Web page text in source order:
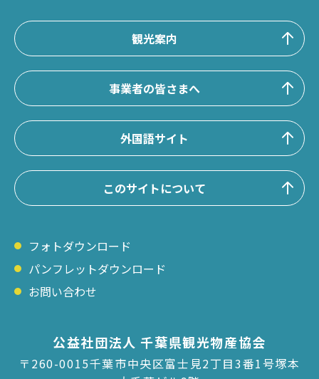
観光案内
事業者の皆さまへ
外国語サイト
このサイトについて
フォトダウンロード
パンフレットダウンロード
お問い合わせ
公益社団法人 千葉県観光物産協会
〒260-0015千葉市中央区富士見2丁目3番1号塚本